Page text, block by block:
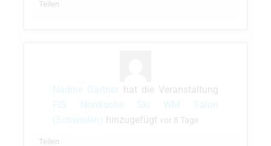
Teilen
Nadine Gärtner hat die Veranstaltung
FIS Nordische Ski WM Falun
(Schweden) hinzugefügt vor 8 Tage
Teilen